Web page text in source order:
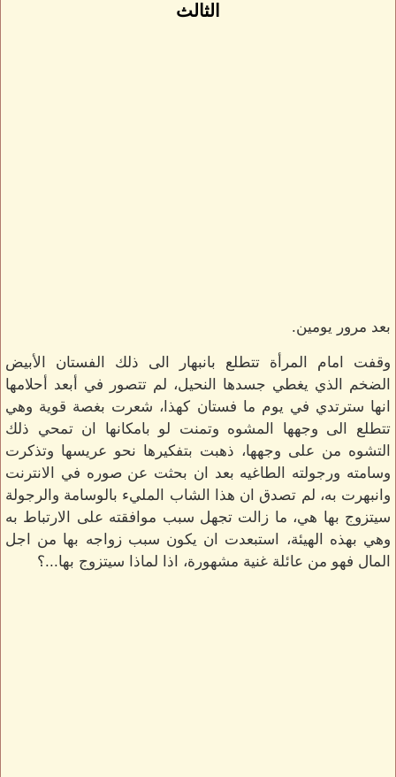
الثالث
بعد مرور يومين.
وقفت امام المرأة تتطلع بانبهار الى ذلك الفستان الأبيض
الضخم الذي يغطي جسدها النحيل، لم تتصور في أبعد أحلامها
انها سترتدي في يوم ما فستان كهذا، شعرت بغصة قوية وهي
تتطلع الى وجهها المشوه وتمنت لو بامكانها ان تمحي ذلك
التشوه من على وجهها، ذهبت بتفكيرها نحو عريسها وتذكرت
وسامته ورجولته الطاغيه بعد ان بحثت عن صوره في الانترنت
وانبهرت به، لم تصدق ان هذا الشاب المليء بالوسامة والرجولة
سيتزوج بها هي، ما زالت تجهل سبب موافقته على الارتباط به
وهي بهذه الهيئة، استبعدت ان يكون سبب زواجه بها من اجل
المال فهو من عائلة غنية مشهورة، اذا لماذا سيتزوج بها...؟